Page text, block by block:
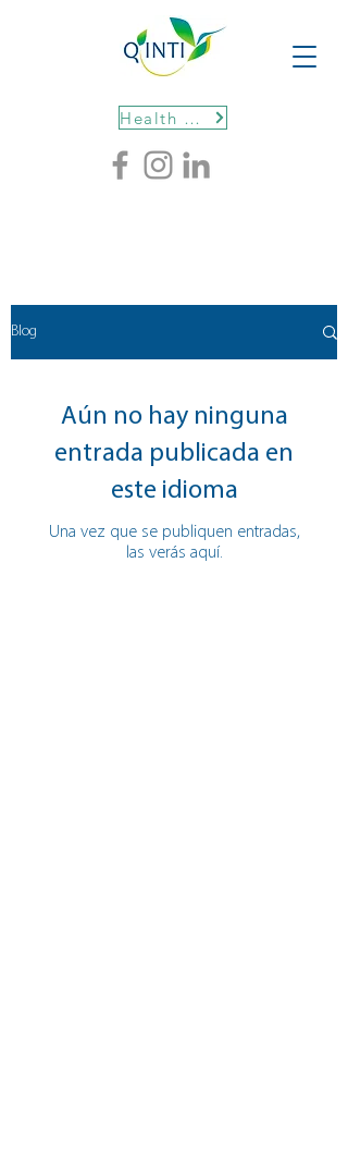
Health protocols
Blog
Aún no hay ninguna
entrada publicada en
este idioma
Una vez que se publiquen entradas,
las verás aquí.